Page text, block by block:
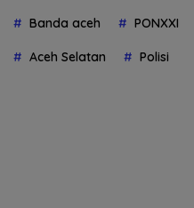
Banda aceh PONXXI
Aceh Selatan Polisi